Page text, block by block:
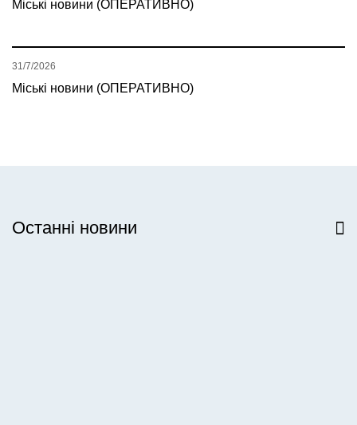
Міські новини (ОПЕРАТИВНО)
Міські новини (ОПЕРАТИВНО)
31/7/2026
Останні новини